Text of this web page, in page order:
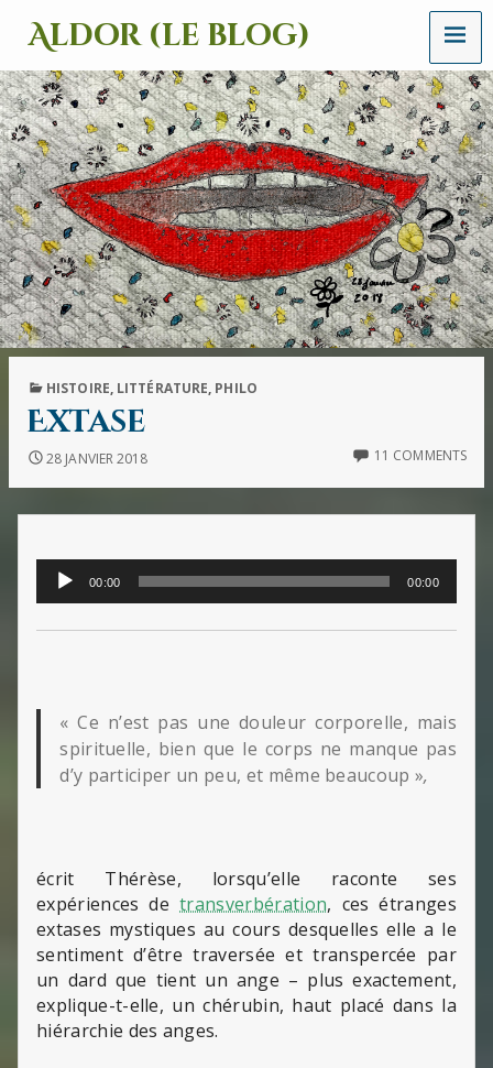
Aldor (le blog)
Un
site
avec
des
mots,
des
images
et
des
sons
MENU
PUBLISHED
HISTOIRE, LITTÉRATURE, PHILO
Extase
28 JANVIER 2018 11 COMMENTS
Lecteur
audio
00:00 00:00
« Ce n’est pas une douleur corporelle, mais
spirituelle, bien que le corps ne manque pas
d’y participer un peu, et même beaucoup »,
écrit Thérèse, lorsqu’elle raconte ses
expériences detransverbération, ces étranges
extases mystiques au cours desquelles elle a le
sentiment d’être traversée et transpercée par
un dard que tient un ange – plus exactement,
explique-t-elle, un chérubin, haut placé dans la
hiérarchie des anges.